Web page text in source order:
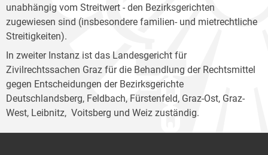
unabhängig vom Streitwert - den Bezirksgerichten
zugewiesen sind (insbesondere familien- und mietrechtliche
Streitigkeiten).
In zweiter Instanz ist das Landesgericht für
Zivilrechtssachen Graz für die Behandlung der Rechtsmittel
gegen Entscheidungen der Bezirksgerichte
Deutschlandsberg, Feldbach, Fürstenfeld, Graz-Ost, Graz-
West, Leibnitz, Voitsberg und Weiz zuständig.